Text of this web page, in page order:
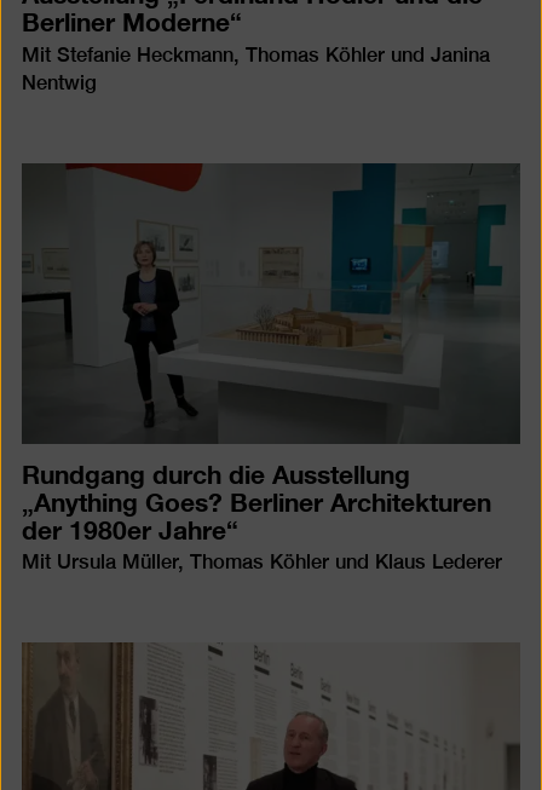
Berliner Moderne“
Mit Stefanie Heckmann, Thomas Köhler und Janina
Nentwig
Rundgang durch die Ausstellung
„Anything Goes? Berliner Architekturen
der 1980er Jahre“
Mit Ursula Müller, Thomas Köhler und Klaus Lederer